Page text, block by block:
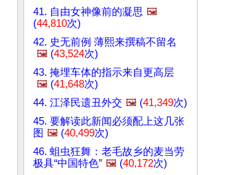
41. 自由女神像前的凝思 🖼️
(44,810次)
42. 史无前例 薄熙来撰稿不留名
🖼️ (43,524次)
43. 掩埋车体的指示来自更高层
🖼️ (41,648次)
44. 江泽民遗丑外交 🖼️ (41,349次)
45. 要解读此新闻必须配上这几张
图 🖼️ (40,499次)
46. 蛆虫狂舞：老毛故乡的麦当劳
极具“中国特色” 🖼️ (40,172次)